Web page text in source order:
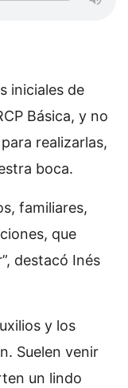
iniciales de
Básica, y no
realizarlas,
boca.
familiares,
que
destacó Inés
y los
Suelen venir
un lindo